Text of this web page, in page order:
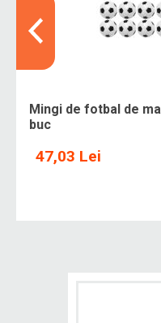
Mingi de fotbal de
buc
47,03 Lei